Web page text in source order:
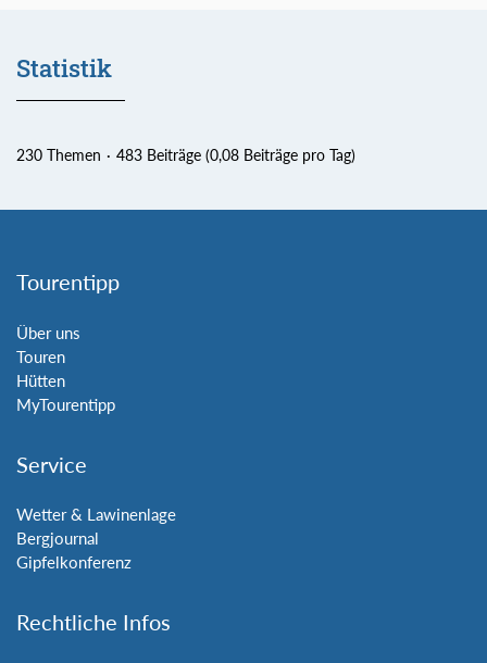
Statistik
230 Themen 483 Beiträge (0,08 Beiträge pro Tag)
Tourentipp
Über uns
Touren
Hütten
MyTourentipp
Service
Wetter & Lawinenlage
Bergjournal
Gipfelkonferenz
Rechtliche Infos